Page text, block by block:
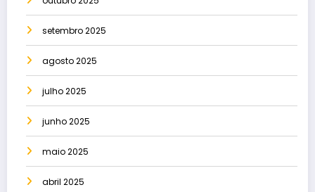
setembro 2025
agosto 2025
julho 2025
junho 2025
maio 2025
abril 2025